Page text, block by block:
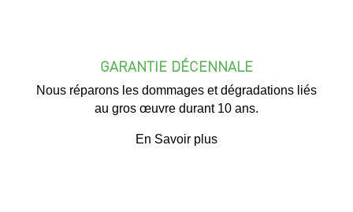
GARANTIE DÉCENNALE
Nous réparons les dommages et dégradations liés
au gros œuvre durant 10 ans.
En Savoir plus